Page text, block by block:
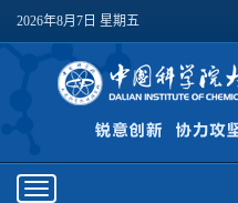
2026年8月7日 星期五
Toggle